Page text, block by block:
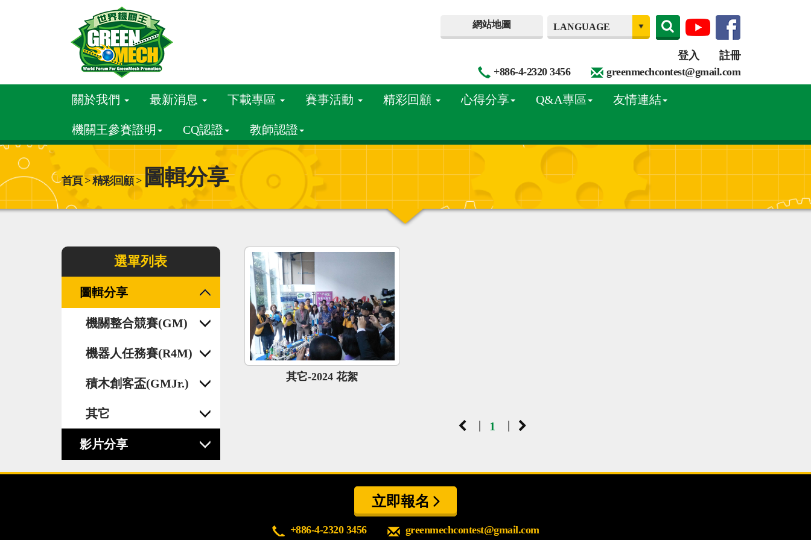
網站地圖
登入
註冊
+886-4-2320 3456
greenmechcontest@gmail.com
關於我們 最新消息 下載專區 賽事活動 精彩回顧 心得分享 Q&A專區 友情連結
機關王參賽證明 CQ認證 教師認證
首頁 > 精彩回顧 >圖輯分享
選單列表
圖輯分享
機關整合競賽(GM)
機器人任務賽(R4M)
積木創客盃(GMJr.)
其它
影片分享
其它-2024 花絮
| 1 |
立即報名
+886-4-2320 3456 greenmechcontest@gmail.com